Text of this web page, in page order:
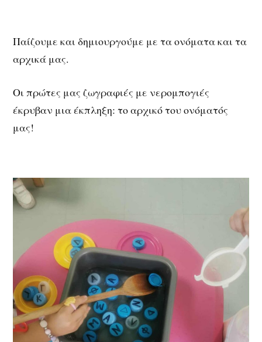
Παίζουμε και δημιουργούμε με τα ονόματα και τα
αρχικά μας.
Οι πρώτες μας ζωγραφιές με νερομπογιές
έκρυβαν μια έκπληξη: το αρχικό του ονόματός
μας!